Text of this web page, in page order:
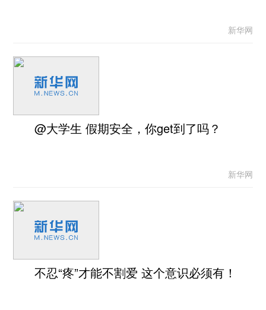
新华网
@大学生 假期安全，你get到了吗？
新华网
不忍“疼”才能不割爱 这个意识必须有！